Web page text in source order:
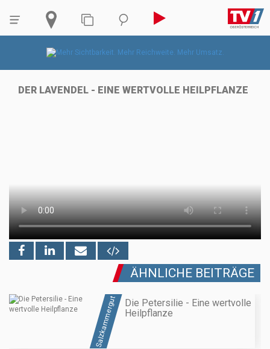
DER LAVENDEL - EINE WERTVOLLE HEILPFLANZE
ÄHNLICHE BEITRÄGE
Salzkammergut
Die Petersilie - Eine wertvolle
Heilpflanze